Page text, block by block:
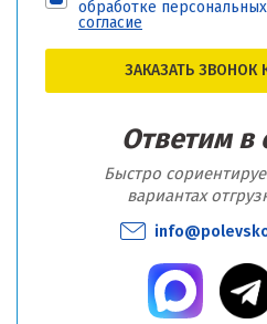
обработке
согласие
ЗАКАЗАТЬ ЗВОНОК
Ответим в
Быстро
вариантах